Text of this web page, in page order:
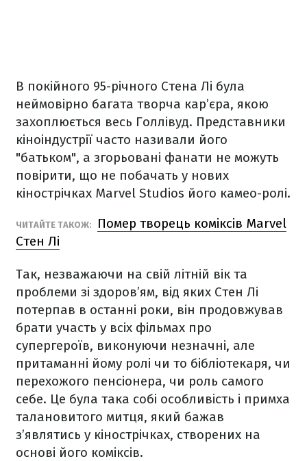
В покійного 95-річного Стена Лі була
неймовірно багата творча кар’єра, якою
захоплюється весь Голлівуд. Представники
кіноіндустрії часто називали його
"батьком", а згорьовані фанати не можуть
повірити, що не побачать у нових
кінострічках Marvel Studios його камео-ролі.
ЧИТАЙТЕ ТАКОЖ:
Помер творець коміксів Marvel
Стен Лі
Так, незважаючи на свій літній вік та
проблеми зі здоров’ям, від яких Стен Лі
потерпав в останні роки, він продовжував
брати участь у всіх фільмах про
супергероїв, виконуючи незначні, але
притаманні йому ролі чи то бібліотекаря, чи
перехожого пенсіонера, чи роль самого
себе. Це була така собі особливість і примха
талановитого митця, який бажав
з’являтись у кінострічках, створених на
основі його коміксів.